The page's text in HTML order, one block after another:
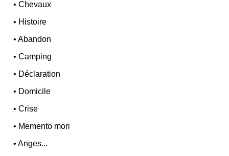
•Chevaux
• Histoire
•Abandon
•Camping
• Déclaration
• Domicile
•Crise
• Memento mori
•Anges...